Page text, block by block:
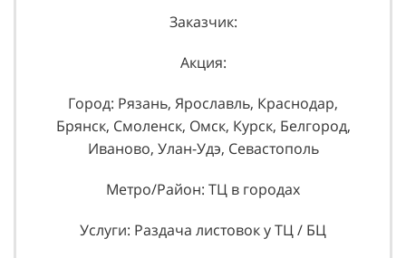
Заказчик:
Акция:
Город: Рязань, Ярославль, Краснодар,
Брянск, Смоленск, Омск, Курск, Белгород,
Иваново, Улан-Удэ, Севастополь
Метро/Район: ТЦ в городах
Услуги: Раздача листовок у ТЦ / БЦ